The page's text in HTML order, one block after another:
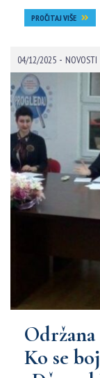
PROČITAJ VIŠE
04/12/2025 - NOVOSTI
Ko se